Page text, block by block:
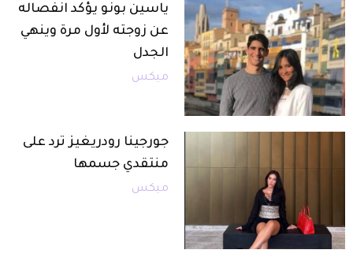
ياسين بونو يؤكد انفصاله
عن زوجته لأول مرة وينهي
الجدل
ميكس
جورجينا رودريغيز ترد على
منتقدي جسمها
ميكس